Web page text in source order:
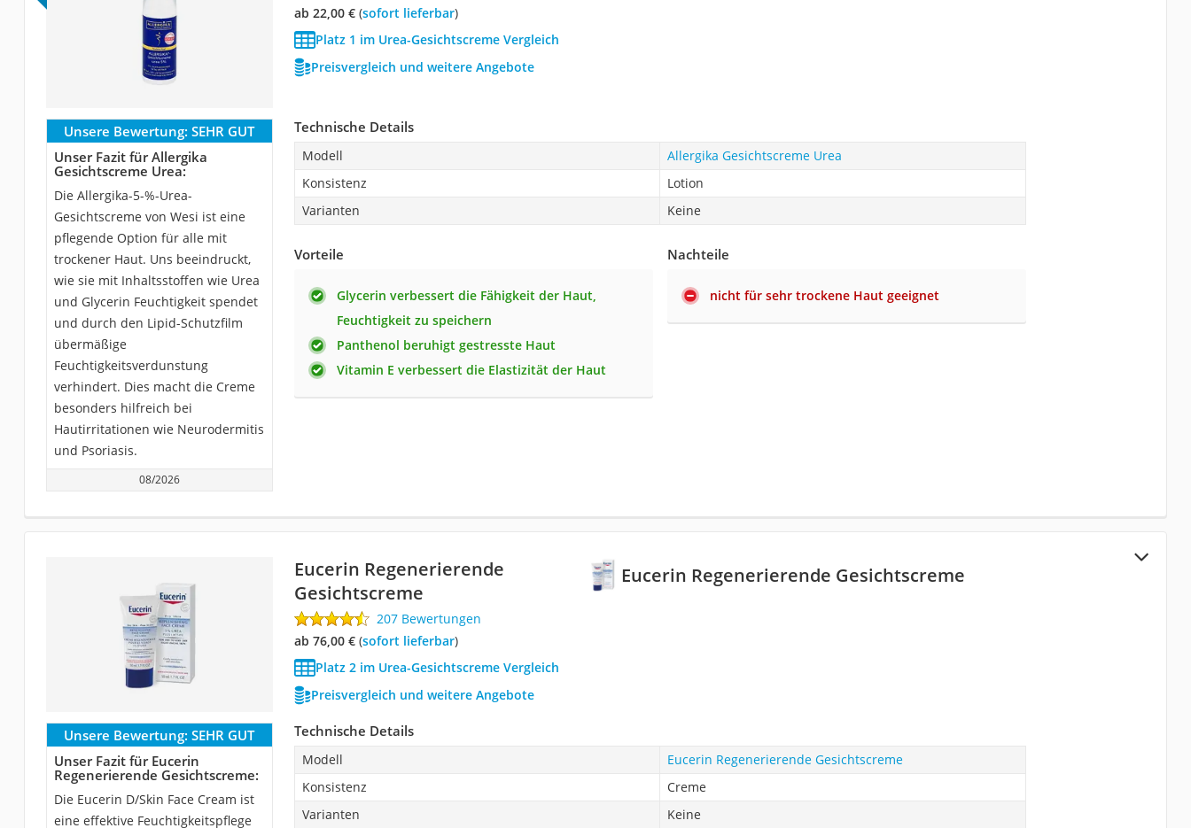
ab 22,00 €( Sofort lieferbar)
Platz 1 im Urea-Gesichtscreme Vergleich
Preisvergleich und weitere Angebote
Unsere Bewertung: SEHR GUT
Unser Fazit für Allergika
Gesichtscreme Urea:
Die Allergika-5-%-Urea-
Gesichtscreme von Wesi ist eine
pflegende Option für alle mit
trockener Haut. Uns beeindruckt,
wie sie mit Inhaltsstoffen wie Urea
und Glycerin Feuchtigkeit spendet
und durch den Lipid-Schutzfilm
übermäßige
Feuchtigkeitsverdunstung
verhindert. Dies macht die Creme
besonders hilfreich bei
Hautirritationen wie Neurodermitis
und Psoriasis.
08/2026
Technische Details
Modell
Allergika Gesichtscreme Urea
Konsistenz
Lotion
Varianten
Keine
Vorteile
Glycerin verbessert die Fähigkeit der Haut,
Feuchtigkeit zu speichern
Panthenol beruhigt gestresste Haut
Vitamin E verbessert die Elastizität der Haut
Nachteile
nicht für sehr trockene Haut geeignet
Eucerin Regenerierende Gesichtscreme
Eucerin Regenerierende
Gesichtscreme
207 Bewertungen
ab 76,00 €( Sofort lieferbar)
Platz 2 im Urea-Gesichtscreme Vergleich
Preisvergleich und weitere Angebote
Unsere Bewertung: SEHR GUT
Unser Fazit für Eucerin
Regenerierende Gesichtscreme:
Die Eucerin D/Skin Face Cream ist
eine effektive Feuchtigkeitspflege
Technische Details
Modell
Eucerin Regenerierende Gesichtscreme
Konsistenz
Creme
Varianten
Keine